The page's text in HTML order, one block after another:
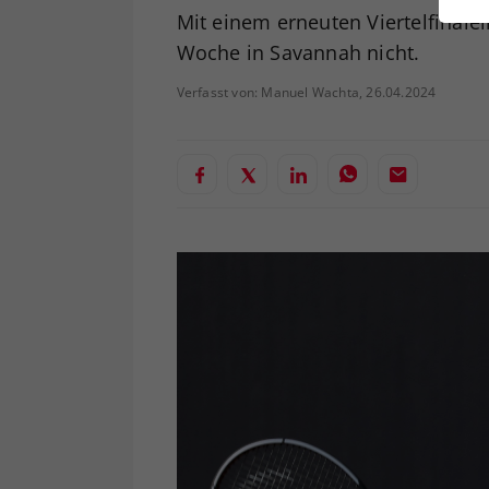
Mit einem erneuten
Woche in Savannah nicht.
Verfasst von: Manuel Wachta, 26.04.2024